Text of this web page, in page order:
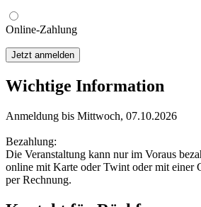
Online-Zahlung
Jetzt anmelden
Wichtige Information
Anmeldung bis Mittwoch, 07.10.2026
Bezahlung:
Die Veranstaltung kann nur im Voraus
online mit Karte oder Twint oder mit einer
per Rechnung.